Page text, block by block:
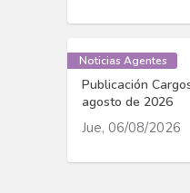
Noticias Agentes
Publicación
agosto de 2026
Jue, 06/08/2026